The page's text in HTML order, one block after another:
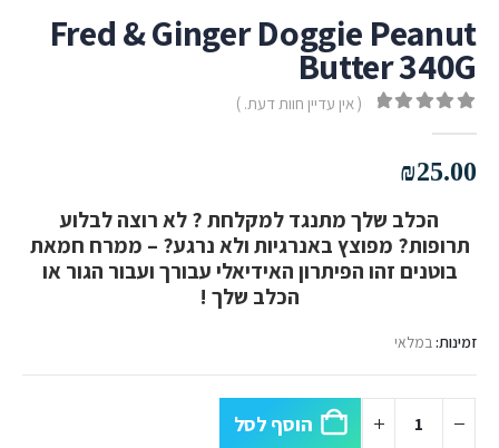
Fred & Ginger Doggie Peanut
Butter 340G
( אין עדיין חוות דעת. )
₪25.00
הכלב שלך מתנגד למקלחת ? לא רוצה לבלוע
תרופות? מפוצץ באנרגיות ולא נרגע? – ממרח חמאת
בוטנים זהו הפיתרון האידיאלי עבורך ועבור הגור או
הכלב שלך !
זמינות:במלאי
הוסף לסל